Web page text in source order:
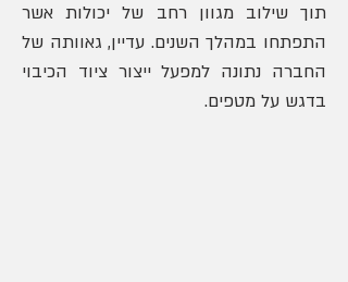
תוך שילוב מגוון רחב של יכולות אשר
התפתחו במהלך השנים. עדיין, גאוותה של
החברה נתונה למפעל ייצור ציוד הכיבוי
בדגש על מטפים.